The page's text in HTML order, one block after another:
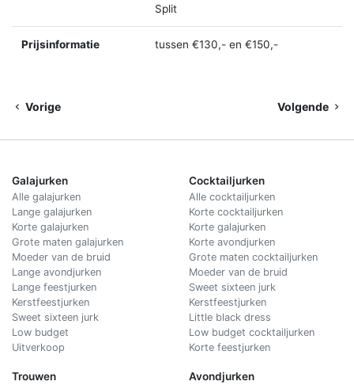
Split
Prijsinformatie tussen €130,- en €150,-
Vorige Volgende
Galajurken
Alle galajurken
Lange galajurken
Korte galajurken
Grote maten galajurken
Moeder van de bruid
Lange avondjurken
Lange feestjurken
Kerstfeestjurken
Sweet sixteen jurk
Low budget
Uitverkoop
Trouwen
Cocktailjurken
Alle cocktailjurken
Korte cocktailjurken
Korte galajurken
Korte avondjurken
Grote maten cocktailjurken
Moeder van de bruid
Sweet sixteen jurk
Kerstfeestjurken
Little black dress
Low budget cocktailjurken
Korte feestjurken
Avondjurken